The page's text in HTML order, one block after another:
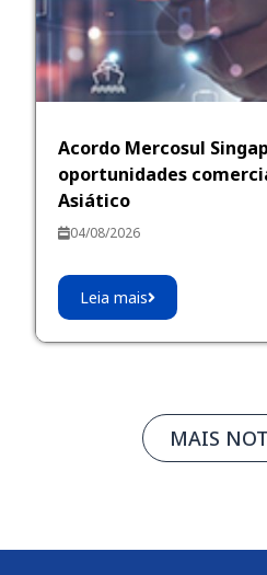
Acordo Mercosul
oportunidades
Asiático
04/08/2026
Leia mais
MAIS